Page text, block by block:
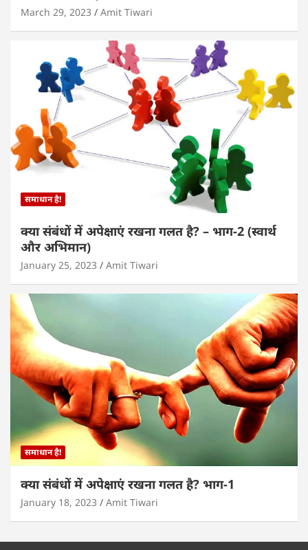
March 29, 2023 Amit Tiwari
समाधान है!
क्या संबंधों में अपेक्षाएं रखना गलत है? – भाग-2 (स्वार्थ
और अभिमान)
January 25, 2023 Amit Tiwari
समाधान है!
क्या संबंधों में अपेक्षाएं रखना गलत है? भाग-1
January 18, 2023 Amit Tiwari